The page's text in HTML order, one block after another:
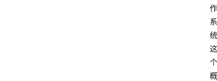
作
系
统
这
个
概